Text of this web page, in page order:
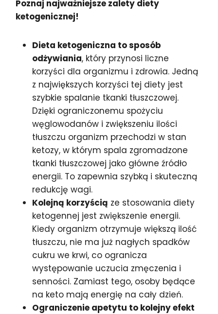
Poznaj najważniejsze zalety diety
ketogenicznej!
Dieta ketogeniczna to sposób
odżywiania, który przynosi liczne
korzyści dla organizmu i zdrowia. Jedną
z największych korzyści tej diety jest
szybkie spalanie tkanki tłuszczowej.
Dzięki ograniczonemu spożyciu
węglowodanów i zwiększeniu ilości
tłuszczu organizm przechodzi w stan
ketozy, w którym spala zgromadzone
tkanki tłuszczowej jako główne źródło
energii. To zapewnia szybką i skuteczną
redukcję wagi.
Kolejną korzyścią ze stosowania diety
ketogennej jest zwiększenie energii.
Kiedy organizm otrzymuje większą ilość
tłuszczu, nie ma już nagłych spadków
cukru we krwi, co ogranicza
występowanie uczucia zmęczenia i
senności. Zamiast tego, osoby będące
na keto mają energię na cały dzień.
Ograniczenie apetytu to kolejny efekt